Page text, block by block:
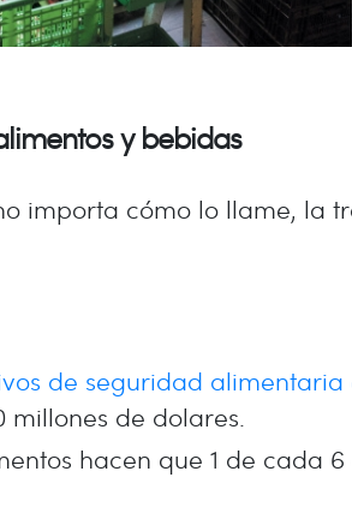
y bebidas
importa cómo lo llame, la
de seguridad alimentaria
de dolares.
hacen que 1 de cada